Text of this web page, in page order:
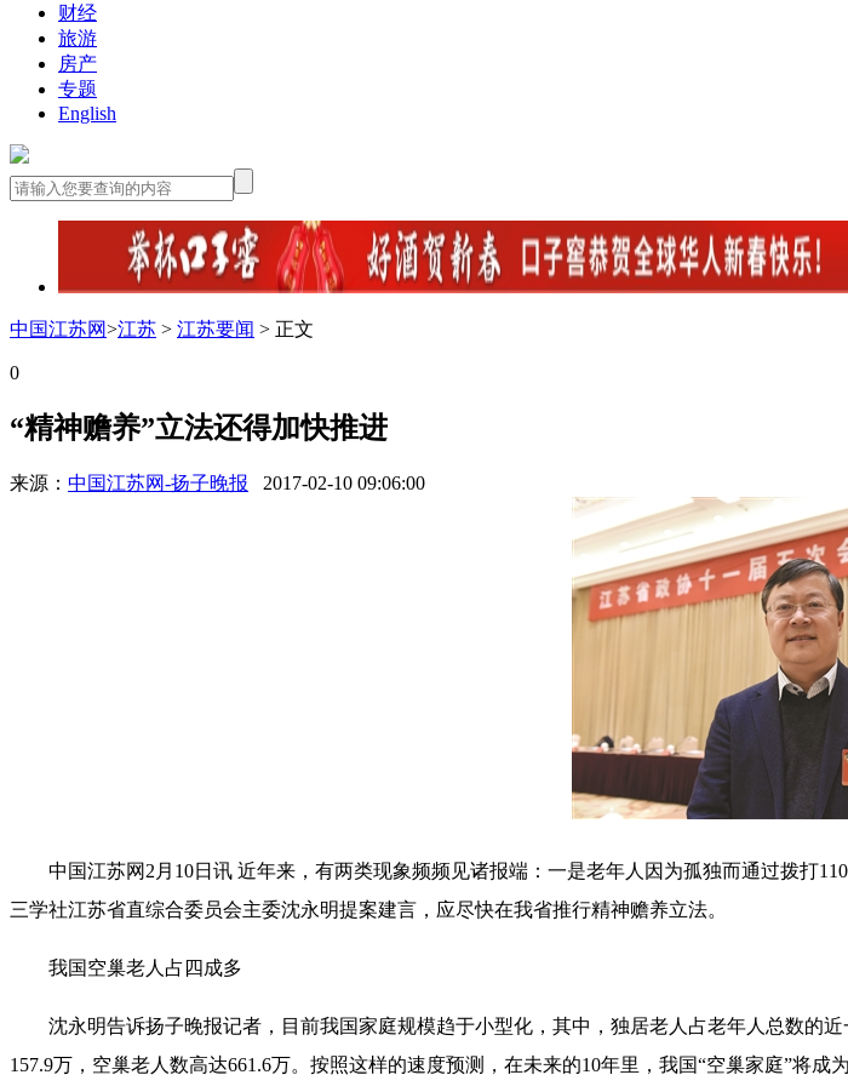
财经
旅游
房产
专题
English
中国江苏网>江苏 > 江苏要闻 > 正文
0
“精神赡养”立法还得加快推进
来源： 中国江苏网-扬子晚报 2017-02-10 09:06:00
中国江苏网2月10日讯 近年来，有两类现象频频见诸报端：一是老年人因为孤独而通过拨打
三学社江苏省直综合委员会主委沈永明提案建言，应尽快在我省推行精神赡养立法。
我国空巢老人占四成多
沈永明告诉扬子晚报记者，目前我国家庭规模趋于小型化，其中，独居老人占老年人总数的
157.9万，空巢老人数高达661.6万。按照这样的速度预测，在未来的10年里，我国“空巢家庭”将